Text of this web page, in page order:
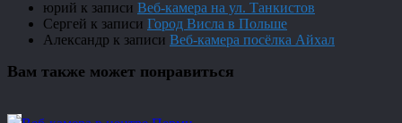
юрий к записи Веб-камера на ул. Танкистов
Сергей к записи Город Висла в Польше
Александр к записи Веб-камера посёлка Айхал
Вам также может понравиться